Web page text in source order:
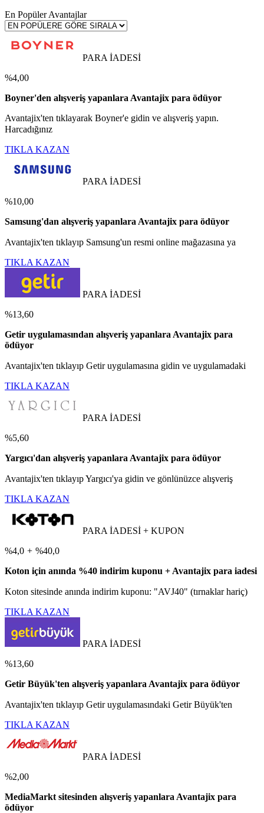
En Popüler Avantajlar
PARA İADESİ
%4,00
Boyner'den alışveriş yapanlara Avantajix para ödüyor
Avantajix'ten tıklayarak Boyner'e gidin ve alışveriş yapın.
Harcadığınız
TIKLA KAZAN
PARA İADESİ
%10,00
Samsung'dan alışveriş yapanlara Avantajix para ödüyor
Avantajix'ten tıklayıp Samsung'un resmi online mağazasına ya
TIKLA KAZAN
PARA İADESİ
%13,60
Getir uygulamasından alışveriş yapanlara Avantajix para
ödüyor
Avantajix'ten tıklayıp Getir uygulamasına gidin ve uygulamadaki
TIKLA KAZAN
PARA İADESİ
%5,60
Yargıcı'dan alışveriş yapanlara Avantajix para ödüyor
Avantajix'ten tıklayıp Yargıcı'ya gidin ve gönlünüzce alışveriş
TIKLA KAZAN
PARA İADESİ + KUPON
%4,0 + %40,0
Koton için anında %40 indirim kuponu + Avantajix para iadesi
Koton sitesinde anında indirim kuponu: "AVJ40" (tırnaklar hariç)
TIKLA KAZAN
PARA İADESİ
%13,60
Getir Büyük'ten alışveriş yapanlara Avantajix para ödüyor
Avantajix'ten tıklayıp Getir uygulamasındaki Getir Büyük'ten
TIKLA KAZAN
PARA İADESİ
%2,00
MediaMarkt sitesinden alışveriş yapanlara Avantajix para
ödüyor